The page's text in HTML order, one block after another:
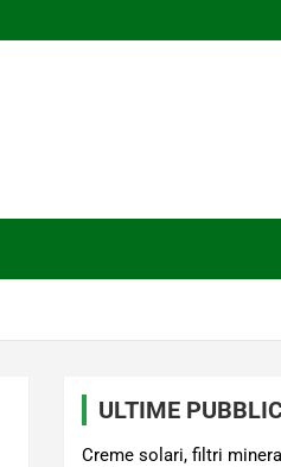
ULTIME
Creme solari, filtri